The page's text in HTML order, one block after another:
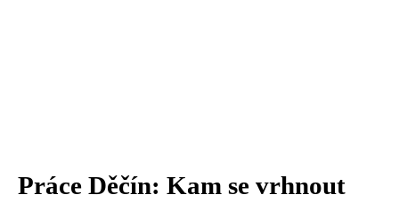
Práce Děčín: Kam se vrhnout